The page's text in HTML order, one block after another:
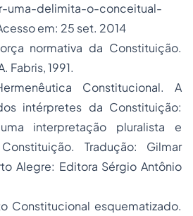
uma-delimita-o-conceitual-
em: 25 set. 2014
normativa da Constituição.
Fabris, 1991.
Constitucional. A
intérpretes da Constituição:
interpretação pluralista e
Tradução: Gilmar
Alegre: Editora Sérgio Antônio
Constitucional esquematizado.